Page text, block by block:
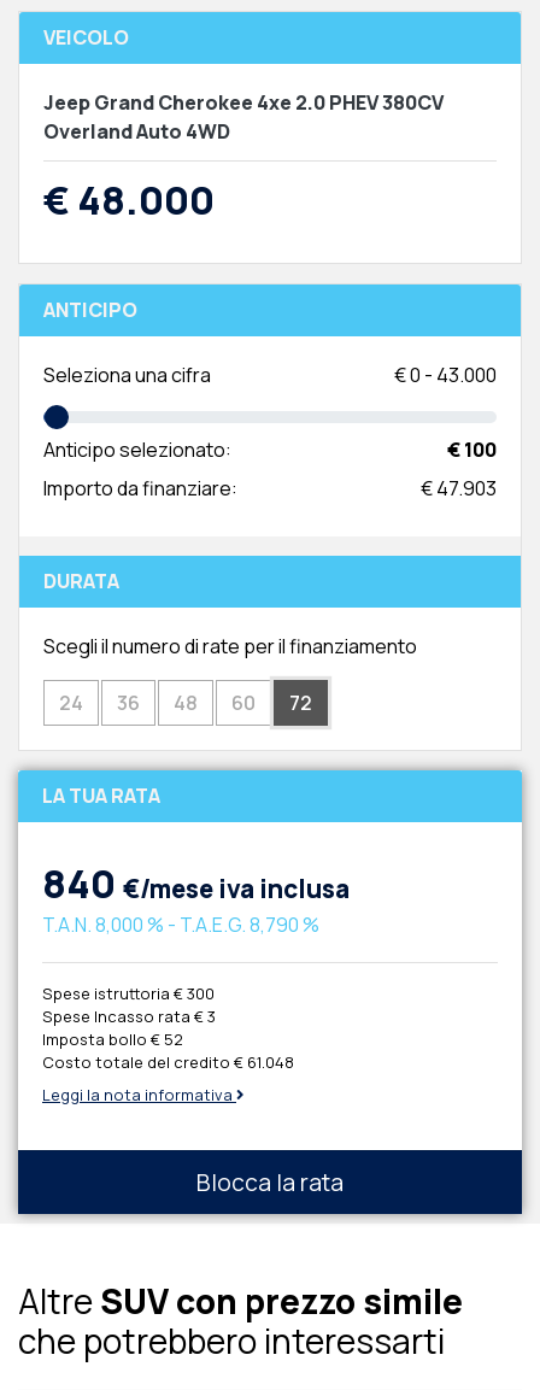
VEICOLO
Jeep Grand Cherokee 4xe 2.0 PHEV 380CV
Overland Auto 4WD
€ 48.000
ANTICIPO
Seleziona una cifra €0 - 43.000
Anticipo selezionato:
€ 100
Importo da finanziare:
€ 47.903
DURATA
Scegli il numero di rate per il finanziamento
24 36 48 60 72
LA TUA RATA
840 €/mese iva inclusa
T.A.N.8,000 % - T.A.E.G.8,790 %
Spese istruttoria € 300
Spese Incasso rata € 3
Imposta bollo € 52
Costo totale del credito € 61.048
Leggi la nota informativa
Blocca la rata
AltreSUV con prezzo simile
che potrebbero interessarti